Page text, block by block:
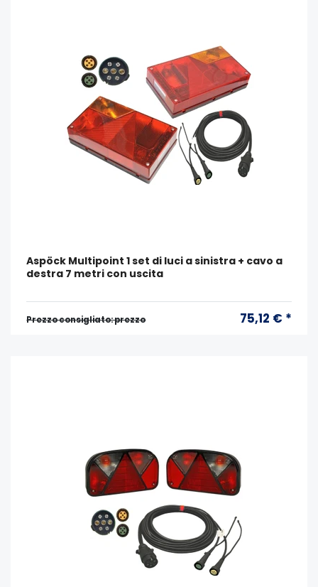
Aspöck Multipoint 1 set di luci a sinistra + cavo a
destra 7 metri con uscita
Prezzo consigliato: prezzo 75,12 € *